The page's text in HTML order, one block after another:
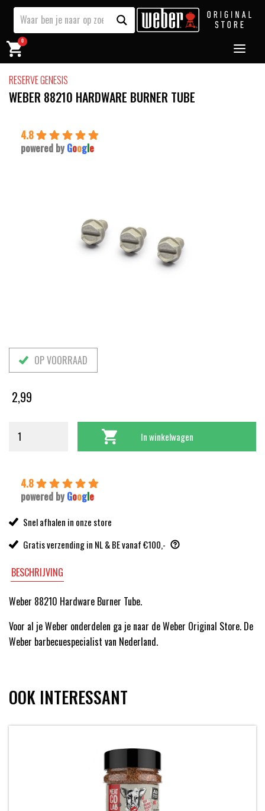
0
RESERVE GENESIS
WEBER 88210 HARDWARE BURNER TUBE
4.8
powered by Google
OP VOORRAAD
2,99
In winkelwagen
4.8
powered by Google
Snel afhalen in onze store
Gratis verzending in NL & BE vanaf €100,-
BESCHRIJVING
Weber 88210 Hardware Burner Tube.
Voor al je Weber onderdelen ga je naar de Weber Original Store. De
Weber barbecuespecialist van Nederland.
OOK INTERESSANT